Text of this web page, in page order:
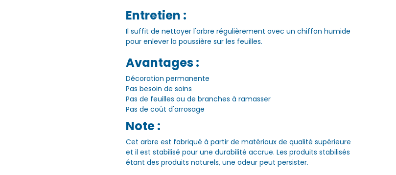
Entretien :
Il suffit de nettoyer l'arbre régulièrement avec un chiffon humide
pour enlever la poussière sur les feuilles.
Avantages :
Décoration permanente
Pas besoin de soins
Pas de feuilles ou de branches à ramasser
Pas de coût d'arrosage
Note :
Cet arbre est fabriqué à partir de matériaux de qualité supérieure
et il est stabilisé pour une durabilité accrue. Les produits stabilisés
étant des produits naturels, une odeur peut persister.